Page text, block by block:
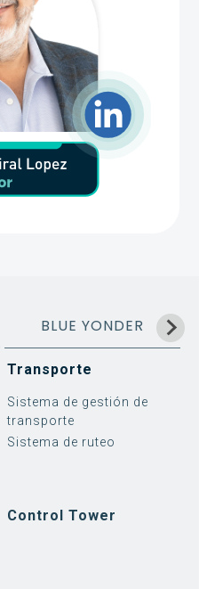
BLUE YONDER
Transporte
Sistema de gestión de
transporte
Sistema de ruteo
Control Tower